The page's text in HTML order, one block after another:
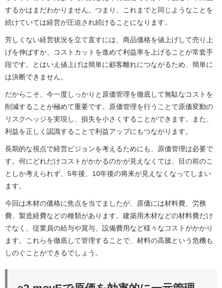
するかはまだわかりません。つまり、これまでと同じようなことを
続けていては経営が圧迫され続けることになります。
芳しくない経営状況を立て直すには、商品価格を値上げして売り上
げを伸ばすか、コストカットを進めて利益率を上げることが常套手
段です。とはいえ値上げは簡単に顧客離れにつながるため、簡単に
は決断できません。
だからこそ、今一度しっかりと原価管理を徹底して無駄なコストを
削減することが極めて重要です。原価管理を行うことで原価変動の
リスクヘッジを実現し、損失を小さくすることができます。また、
利益を正しく認識することで利益アップにもつながります。
長期的な視点で経営ビジョンを考えるためにも、原価管理は必要で
す。何にどれだけコストがかかるのかが見えなくては、目の前のこ
としか考えられず、5年後、10年後の将来が見えなくなってしまい
ます。
今回は木材の価格に焦点を当てましたが、原価には材料費、労務
費、製造経費などの種類があります。建築用木材などの材料費だけ
でなく、従業員の給与や賞与、設備費用など様々なコストがかかり
ます。これらを徹底して管理することで、材料の高騰という危機も
しのぐことができるでしょう。